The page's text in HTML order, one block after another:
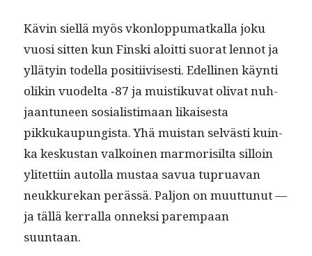
Kävin siel­lä myös vkon­lop­pumatkalla joku
vuosi sit­ten kun Fin­s­ki aloit­ti suo­rat lennot ja
yllä­tyin todel­la posi­ti­ivis­es­ti. Edelli­nen käyn­ti
olikin vuodelta ‑87 ja muis­tiku­vat oli­vat nuh­
jaan­tuneen sosial­is­ti­maan likaises­ta
pikkukaupungista. Yhä muis­tan selvästi kuin­
ka keskus­tan valkoinen mar­morisil­ta sil­loin
ylitet­ti­in autol­la mus­taa savua tupru­a­van
neukkurekan perässä. Paljon on muut­tunut —
ja täl­lä ker­ral­la onnek­si parem­paan
suuntaan.